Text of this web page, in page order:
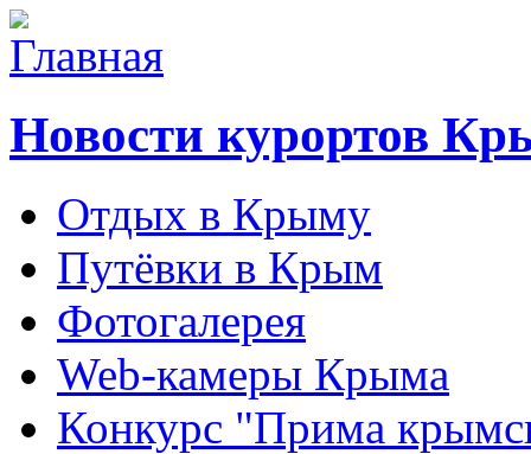
Новости курортов
Отдых в Крыму
Путёвки в Крым
Фотогалерея
Web-камеры Крыма
Конкурс "Прима